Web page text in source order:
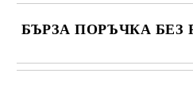
БЪРЗА ПОРЪЧКА БЕЗ
САМО